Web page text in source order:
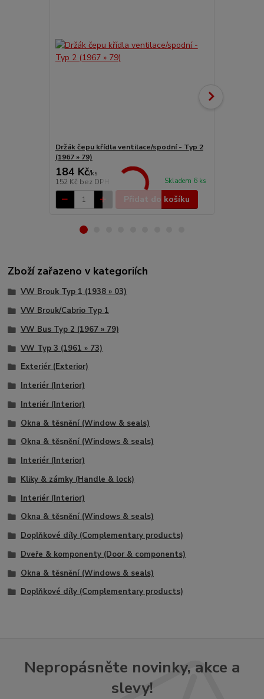
Držák čepu křídla ventilace/spodní - Typ 2
(1967 » 79)
184 Kč/ks
152 Kč bez DPH Skladem 6 ks
Přidat do košíku
Zboží zařazeno v kategoriích
VW Brouk Typ 1 (1938 » 03)
VW Brouk/Cabrio Typ 1
VW Bus Typ 2 (1967 » 79)
VW Typ 3 (1961 » 73)
Exteriér (Exterior)
Interiér (Interior)
Interiér (Interior)
Okna & těsnění (Window & seals)
Okna & těsnění (Windows & seals)
Interiér (Interior)
Kliky & zámky (Handle & lock)
Interiér (Interior)
Okna & těsnění (Windows & seals)
Doplňkové díly (Complementary products)
Dveře & komponenty (Door & components)
Okna & těsnění (Windows & seals)
Doplňkové díly (Complementary products)
Nepropásněte novinky, akce a
slevy!